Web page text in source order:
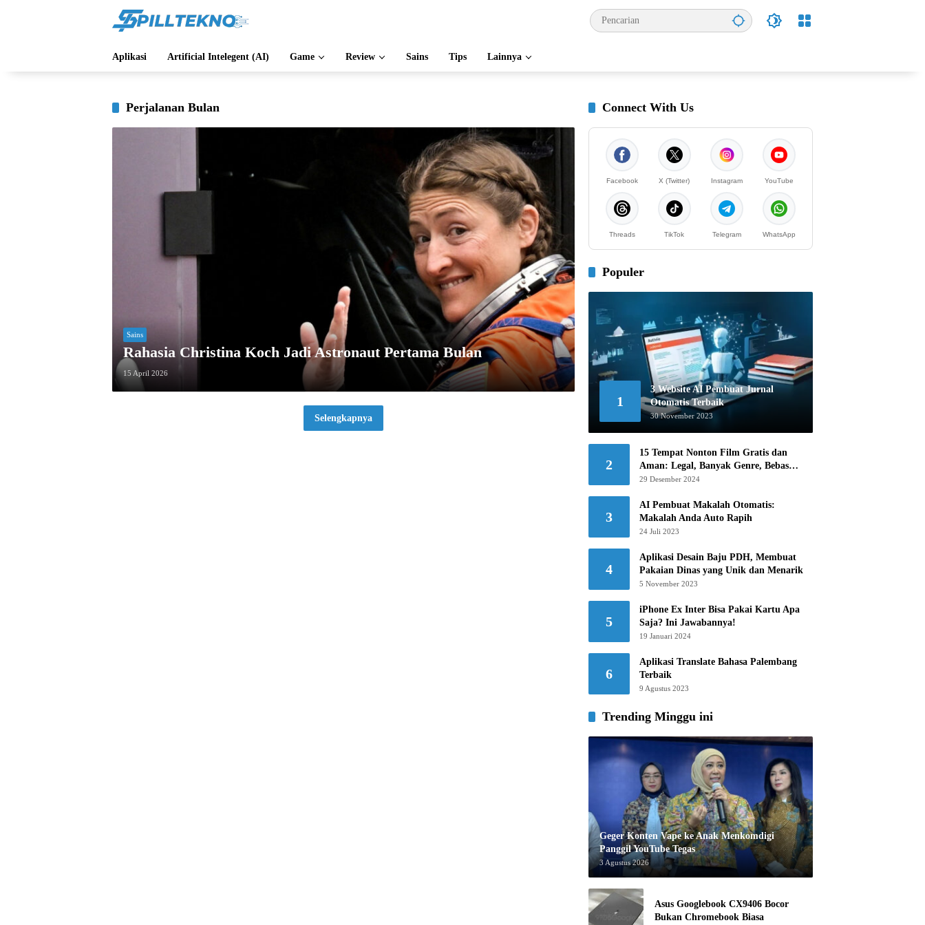
Aplikasi Artificial Intelegent (AI) Game Review Sains Tips Lainnya
Perjalanan Bulan
Sains
Rahasia Christina Koch Jadi Astronaut Pertama Bulan
15 April 2026
Selengkapnya
Connect With Us
Facebook X (Twitter) Instagram YouTube
Threads TikTok Telegram WhatsApp
Populer
1
3 Website AI Pembuat Jurnal
Otomatis Terbaik
30 November 2023
2
15 Tempat Nonton Film Gratis dan
Aman: Legal, Banyak Genre, Bebas
Khawatir!
29 Desember 2024
3
AI Pembuat Makalah Otomatis:
Makalah Anda Auto Rapih
24 Juli 2023
4
Aplikasi Desain Baju PDH, Membuat
Pakaian Dinas yang Unik dan Menarik
5 November 2023
5
iPhone Ex Inter Bisa Pakai Kartu Apa
Saja? Ini Jawabannya!
19 Januari 2024
6
Aplikasi Translate Bahasa Palembang
Terbaik
9 Agustus 2023
Trending Minggu ini
Geger Konten Vape ke Anak Menkomdigi
Panggil YouTube Tegas
3 Agustus 2026
Asus Googlebook CX9406 Bocor
Bukan Chromebook Biasa